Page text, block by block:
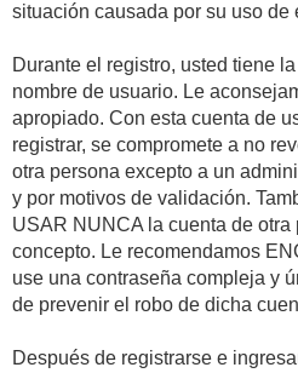
situación causada por su uso de
Durante el registro, usted tiene
nombre de usuario. Le
apropiado. Con esta cuenta de
registrar, se compromete a no
otra persona excepto a un
y por motivos de validación.
USAR NUNCA la cuenta de
concepto. Le recomendamos
use una contraseña compleja y
de prevenir el robo de dicha
Después de registrarse e